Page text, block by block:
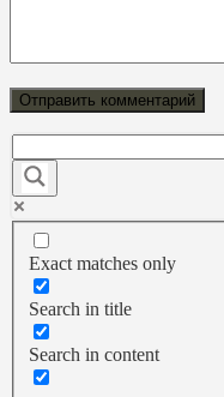
Exact matches only
Search in title
Search in content